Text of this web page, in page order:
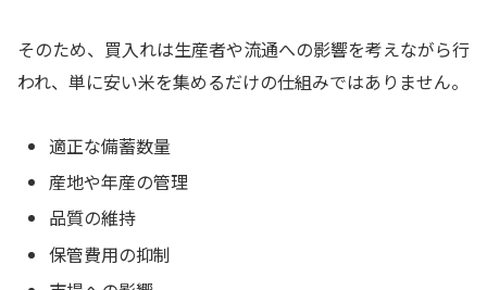
そのため、買入れは生産者や流通への影響を考えながら行
われ、単に安い米を集めるだけの仕組みではありません。
適正な備蓄数量
産地や年産の管理
品質の維持
保管費用の抑制